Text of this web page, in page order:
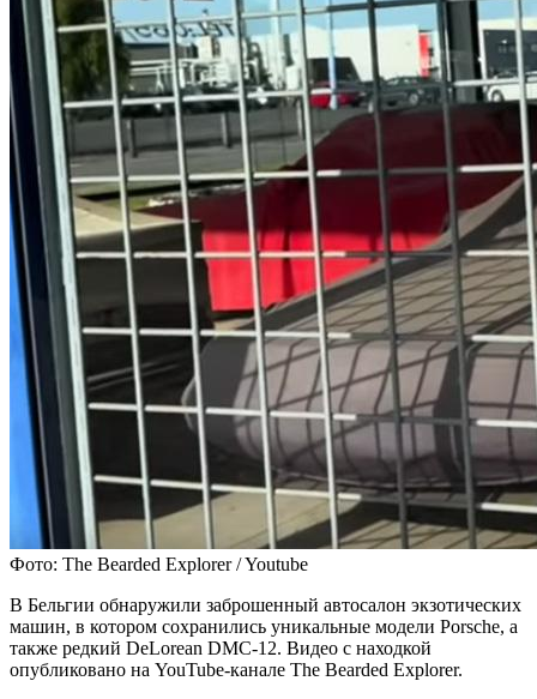
Фото: The Bearded Explorer / Youtube
В Бельгии обнаружили заброшенный автосалон экзотических
машин, в котором сохранились уникальные модели Porsche, а
также редкий DeLorean DMC-12. Видео с находкой
опубликовано на YouTube-канале The Bearded Explorer.